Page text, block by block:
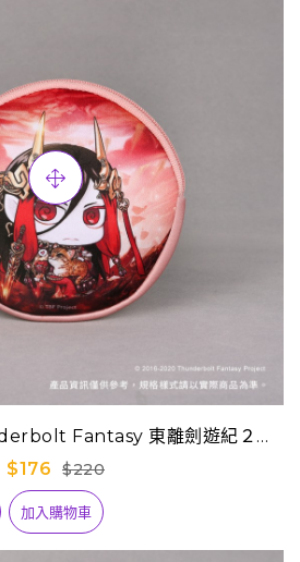
Fantasy 東離劍遊紀２》
你隨身包-婁震戒
$176 $220
加入購物車